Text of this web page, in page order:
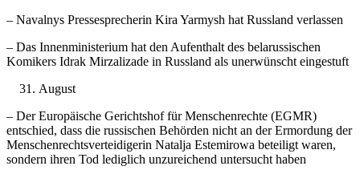
– Navalnys Pressesprecherin Kira Yarmysh hat Russland verlassen
– Das Innenministerium hat den Aufenthalt des belarussischen
Komikers Idrak Mirzalizade in Russland als unerwünscht eingestuft
August
– Der Europäische Gerichtshof für Menschenrechte (EGMR)
entschied, dass die russischen Behörden nicht an der Ermordung der
Menschenrechtsverteidigerin Natalja Estemirowa beteiligt waren,
sondern ihren Tod lediglich unzureichend untersucht haben